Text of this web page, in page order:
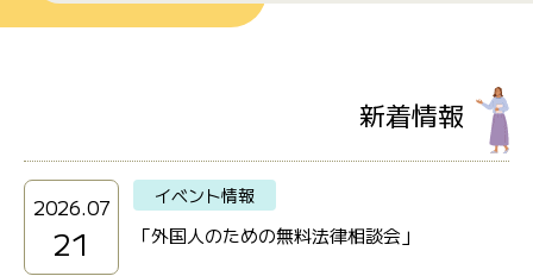
新着情報
2026.07
21
イベント情報
「外国人のための無料法律相談会」